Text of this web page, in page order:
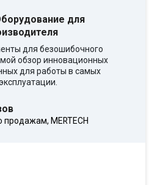
для
для безошибочного
обзор инновационных
для работы в самых
продажам, MERTECH